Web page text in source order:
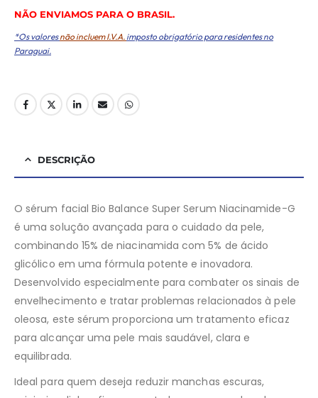
NÃO ENVIAMOS PARA O BRASIL.
*Os valoresnão incluem I.V.A. imposto obrigatório para residentes no
Paraguai.
DESCRIÇÃO
O sérum facial Bio Balance Super Serum Niacinamide-G
é uma solução avançada para o cuidado da pele,
combinando 15% de niacinamida com 5% de ácido
glicólico em uma fórmula potente e inovadora.
Desenvolvido especialmente para combater os sinais de
envelhecimento e tratar problemas relacionados à pele
oleosa, este sérum proporciona um tratamento eficaz
para alcançar uma pele mais saudável, clara e
equilibrada.
Ideal para quem deseja reduzir manchas escuras,